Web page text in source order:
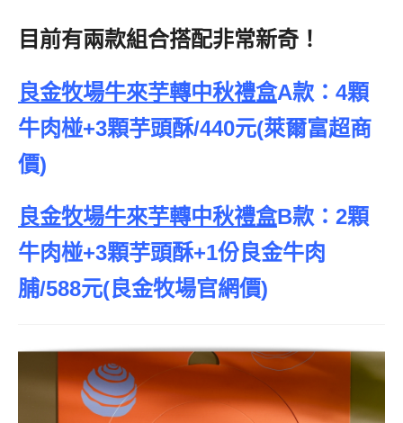
目前有兩款組合搭配非常新奇！
良金牧場牛來芋轉中秋禮盒A款：4顆
牛肉椪+3顆芋頭酥/440元(萊爾富超商
價)
良金牧場牛來芋轉中秋禮盒B款：2顆
牛肉椪+3顆芋頭酥+1份良金牛肉
脯/588元(良金牧場官網價)